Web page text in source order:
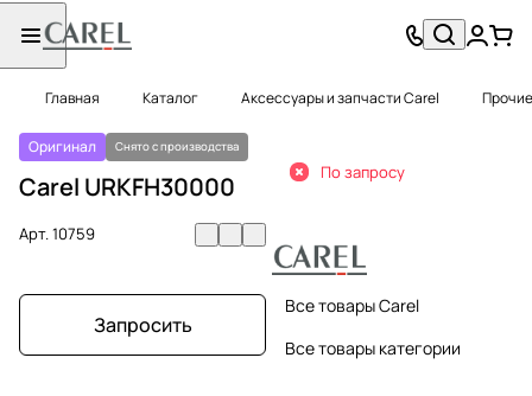
Главная Каталог Аксессуары и запчасти Carel
Оригинал Снято с производства
Carel URKFH30000
Арт.10759
Запросить
По запросу
Все товары Carel
Все товары категории